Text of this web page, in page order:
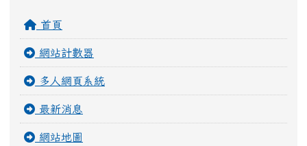
首頁
網站計數器
多人網頁系統
最新消息
網站地圖